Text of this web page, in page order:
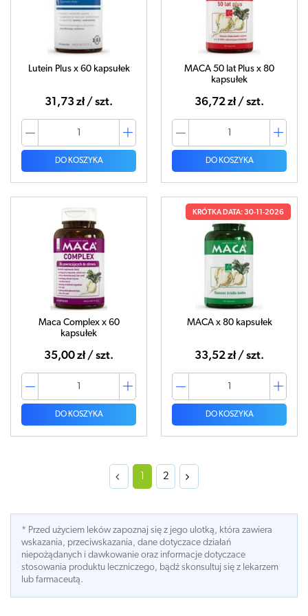
Lutein Plus x 60 kapsułek
31,73 zł / szt.
DO KOSZYKA
MACA 50 lat Plus x 80
kapsułek
36,72 zł / szt.
DO KOSZYKA
Maca Complex x 60
kapsułek
35,00 zł / szt.
DO KOSZYKA
KRÓTKA DATA: 30-11-2026
MACA x 80 kapsułek
33,52 zł / szt.
DO KOSZYKA
1 2
* Przed użyciem leków zapoznaj się z jego ulotką, która zawiera
wskazania, przeciwskazania, dane dotyczace działań
niepożądanych i dawkowanie oraz informacje dotyczace
stosowania produktu leczniczego, bądź skonsultuj się z lekarzem
lub farmaceutą.